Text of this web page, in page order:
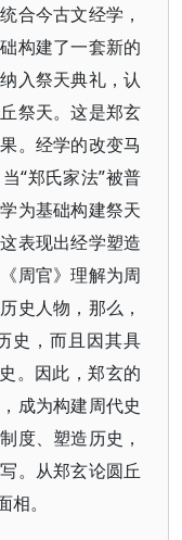
合今古文经学，
构建了一套新的
入祭天典礼，认
祭天。这是郑玄
。经学的改变马
“郑氏家法”被普
为基础构建祭天
表现出经学塑造
周官》理解为周
史人物，那么，
史，而且因其具
。因此，郑玄的
成为构建周代史
度、塑造历史，
。从郑玄论圆丘
。